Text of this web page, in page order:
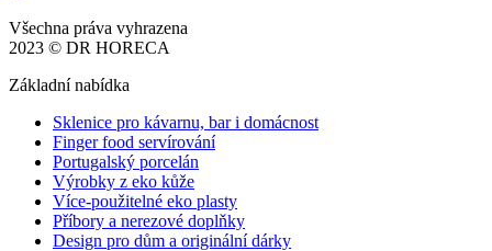
Všechna práva vyhrazena
2023 © DR HORECA
Základní nabídka
Sklenice pro kávarnu, bar i domácnost
Finger food servírování
Portugalský porcelán
Výrobky z eko kůže
Více-použitelné eko plasty
Příbory a nerezové doplňky
Design pro dům a originální dárky